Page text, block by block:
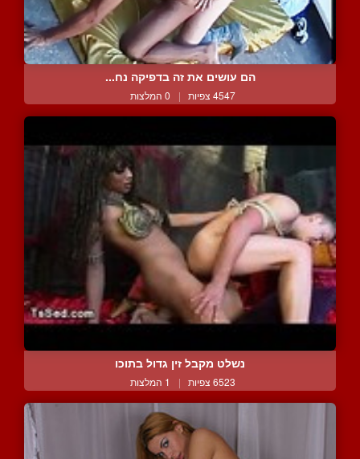
הם עושים את זה בדפיקה נח...
4547 צפיות | 0 המלצות
נשלט מקבל זין גדול בתוכו
6523 צפיות | 1 המלצות